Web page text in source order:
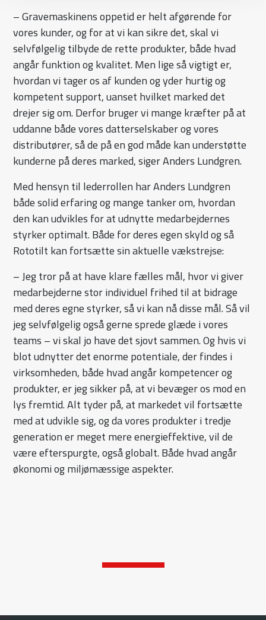
– Gravemaskinens oppetid er helt afgørende for
vores kunder, og for at vi kan sikre det, skal vi
selvfølgelig tilbyde de rette produkter, både hvad
angår funktion og kvalitet. Men lige så vigtigt er,
hvordan vi tager os af kunden og yder hurtig og
kompetent support, uanset hvilket marked det
drejer sig om. Derfor bruger vi mange kræfter på at
uddanne både vores datterselskaber og vores
distributører, så de på en god måde kan understøtte
kunderne på deres marked, siger Anders Lundgren.
Med hensyn til lederrollen har Anders Lundgren
både solid erfaring og mange tanker om, hvordan
den kan udvikles for at udnytte medarbejdernes
styrker optimalt. Både for deres egen skyld og så
Rototilt kan fortsætte sin aktuelle vækstrejse:
– Jeg tror på at have klare fælles mål, hvor vi giver
medarbejderne stor individuel frihed til at bidrage
med deres egne styrker, så vi kan nå disse mål. Så vil
jeg selvfølgelig også gerne sprede glæde i vores
teams – vi skal jo have det sjovt sammen. Og hvis vi
blot udnytter det enorme potentiale, der findes i
virksomheden, både hvad angår kompetencer og
produkter, er jeg sikker på, at vi bevæger os mod en
lys fremtid. Alt tyder på, at markedet vil fortsætte
med at udvikle sig, og da vores produkter i tredje
generation er meget mere energieffektive, vil de
være efterspurgte, også globalt. Både hvad angår
økonomi og miljømæssige aspekter.